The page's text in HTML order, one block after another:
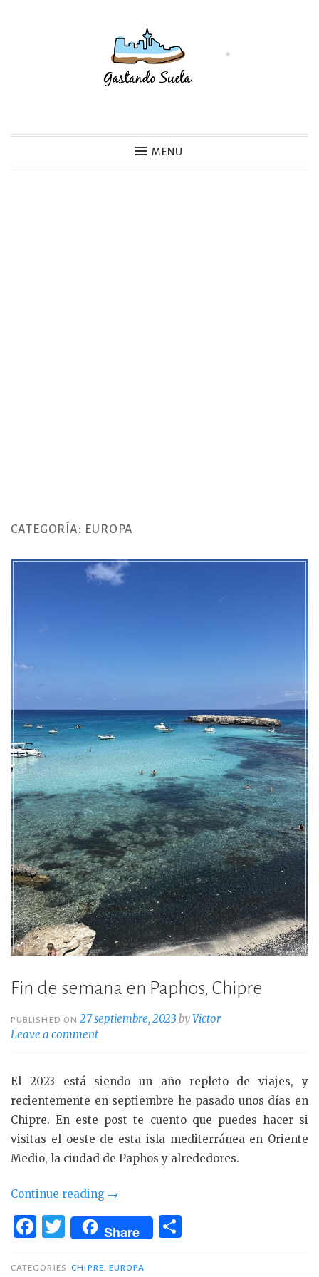
MENU
CATEGORÍA: EUROPA
Fin de semana en Paphos, Chipre
PUBLISHED ON27 septiembre, 2023 byVictor
Leave a comment
El 2023 está siendo un año repleto de viajes, y
recientemente en septiembre he pasado unos días en
Chipre. En este post te cuento que puedes hacer si
visitas el oeste de esta isla mediterránea en Oriente
Medio, la ciudad de Paphos y alrededores.
Continue reading «Fin
semana
Paphos,
→
F
T
w
Share
CATEGORIES CHIPRE, EUROPA